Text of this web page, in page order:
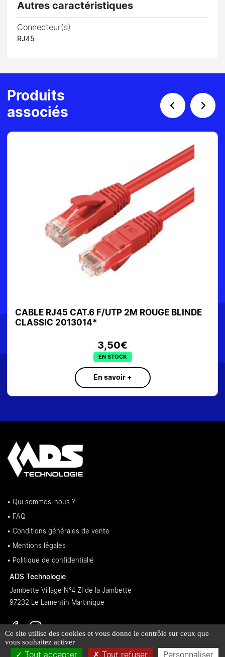
Autres caractéristiques
Connecteur(s)
RJ45
Produits
associés
RJ45 CAT.6 F/UTP 2M ROUGE BLINDE
2013014*
3,50€
EN STOCK
En savoir +
• Qui sommes-nous ?
• FAQ
• Conditions générales de vente
• Mentions légales
• Politique de confidentialié
ADS Technologie
Jambette Village N°4 ZI de la Jambette
97232 Le Lamentin Martinique
Ce site utilise des cookies et vous donne le contrôle sur ceux que
vous souhaitez activer
Tout accepter
Tout refuser Personnaliser